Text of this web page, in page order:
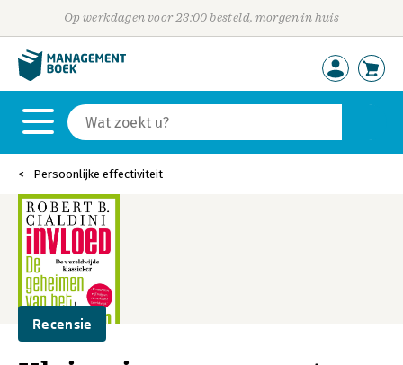
Op werkdagen voor 23:00 besteld, morgen in huis
Persoonlijke effectiviteit
Recensie